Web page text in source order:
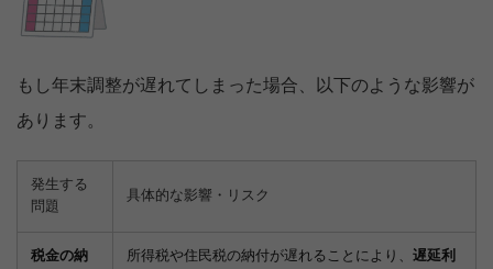
もし年末調整が遅れてしまった場合、以下のような影響が
あります。
発生する
問題
具体的な影響・リスク
税金の納
所得税や住民税の納付が遅れることにより、 遅延利